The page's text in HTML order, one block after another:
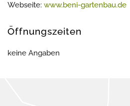
Webseite: www.beni-gartenbau.de
Öffnungszeiten
keine Angaben